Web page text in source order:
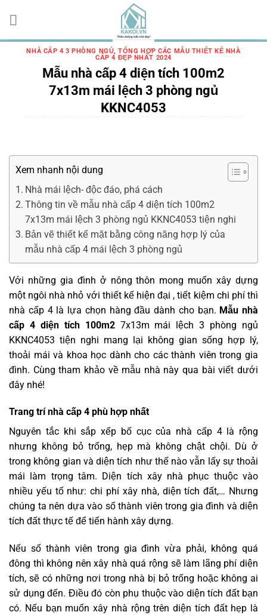
đến
nội
NHÀ CẤP 4 3 PHÒNG NGỦ,TỔNG HỢP CÁC MẪU THIẾT KẾ NHÀ
CẤP 4 ĐẸP NHẤT 2024
Mẫu nhà cấp 4 diện tích 100m2
7x13m mái lệch 3 phòng ngủ
KKNC4053
Xem nhanh nội dung
Nhà mái lệch- độc đáo, phá cách
Thông tin về mẫu nhà cấp 4 diện tích 100m2
7x13m mái lệch 3 phòng ngủ KKNC4053 tiện nghi
Bản vẽ thiết kế mặt bằng công năng hợp lý của
mẫu nhà cấp 4 mái lệch 3 phòng ngủ
Với những gia đình ở nông thôn mong muốn xây dựng
một ngôi nhà nhỏ với thiết kế hiện đại , tiết kiệm chi phí thì
nhà cấp 4 là lựa chọn hàng đầu dành cho bạn. Mẫu nhà
cấp 4 diện tích 100m27x13m mái lệch 3 phòng ngủ
KKNC4053 tiện nghi mang lại không gian sống hợp lý,
thoải mái và khoa học dành cho các thành viên trong gia
đình. Cùng tham khảo về mẫu nhà này qua bài viết dưới
đây nhé!
Trang trí nhà cấp 4 phù hợp nhất
Nguyên tắc khi sắp xếp bố cục của nhà cấp 4 là rộng
nhưng không bỏ trống, hẹp mà không chật chội. Dù ở
trong không gian và diện tích như thế nào vẫn lấy sự thoải
mái làm trọng tâm. Diện tích xây nhà phục thuộc vào
nhiều yếu tố như: chi phí xây nhà, diện tích đất,… Nhưng
chúng ta nên dựa vào số thành viên trong gia đình và diện
tích đất thực tế để tiến hành xây dựng.
Nếu số thành viên trong gia đình vừa phải, không quá
đông thì không nên xây nhà quá rộng sẽ làm lãng phí diện
tích, sẽ có những nơi trong nhà bị bỏ trống hoặc không ai
sử dụng đến. Điều đó còn phụ thuộc vào diện tích đất bạn
có. Nếu bạn muốn xây nhà rộng trên diện tích đất hẹp là